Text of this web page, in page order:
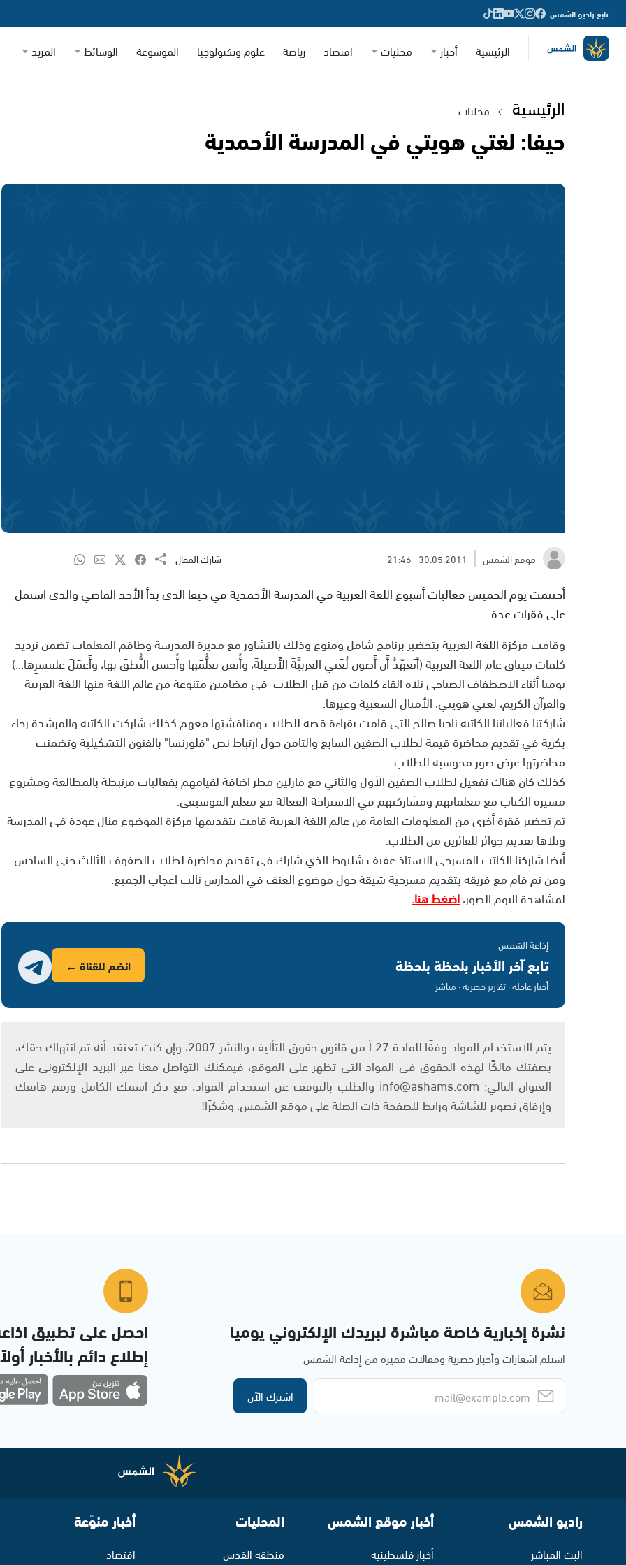
تابع راديو الشمس
الرئيسية أخبار محليات اقتصاد رياضة علوم وتكنولوجيا الموسوعة الوسائط المزيد
الرئيسية محليات
حيفا: لغتي هويتي في المدرسة الأحمدية
موقع الشمس 30.05.2011
21:46 شارك المقال
أختتمت يوم الخميس فعاليات أسبوع اللغة العربية في المدرسة الأحمدية في حيفا الذي بدأ الأحد الماضي والذي اشتمل
على فقرات عدة.
وقامت مركزة اللغة العربية بتحضير برنامج شامل ومنوع وذلك بالتشاور مع مديرة المدرسة وطاقم المعلمات تضمن ترديد
كلمات ميثاق عام اللغة العربية (أتَعهّدُ أَن أَصونَ لُغَتي العربيَّةَ الأَصيلةَ، وأُتقنَ تعلُّمَها وأُحسنَ النُّطقَ بها، وأَعمَلَ علىنشرِها...)
يوميا أثناء الاصطفاف الصباحي تلاه القاء كلمات من قبل الطلاب في مضامين متنوعة من عالم اللغة منها اللغة العربية
والقرآن الكريم، لغتي هويتي، الأمثال الشعبية وغيرها.
شاركتنا فعالياتنا الكاتبة ناديا صالح التي قامت بقراءة قصة للطلاب ومناقشتها معهم كذلك شاركت الكاتبة والمرشدة رجاء
بكرية في تقديم محاضرة قيمة لطلاب الصفين السابع والثامن حول ارتباط نص "فلورنسا" بالفنون التشكيلية وتضمنت
محاضرتها عرض صور محوسبة للطلاب.
كذلك كان هناك تفعيل لطلاب الصفين الأول والثاني مع مارلين مطر اضافة لقيامهم بفعاليات مرتبطة بالمطالعة ومشروع
مسيرة الكتاب مع معلماتهم ومشاركتهم في الاستراحة الفعالة مع معلم الموسيقى.
تم تحضير فقرة أخرى من المعلومات العامة من عالم اللغة العربية قامت بتقديمها مركزة الموضوع منال عودة في المدرسة
وتلاها تقديم جوائز للفائزين من الطلاب.
أيضا شاركنا الكاتب المسرحي الاستاذ عفيف شليوط الذي شارك في تقديم محاضرة لطلاب الصفوف الثالث حتى السادس
ومن ثم قام مع فريقه بتقديم مسرحية شيقة حول موضوع العنف في المدارس نالت اعجاب الجميع.
لمشاهدة البوم الصور،اضغط هنا.
إذاعة الشمس
تابع آخر الأخبار بلحظة بلحظة
أخبار عاجلة · تقارير حصرية · مباشر
انضم للقناة ←
يتم الاستخدام المواد وفقًا للمادة 27 أ من قانون حقوق التأليف والنشر 2007، وإن كنت تعتقد أنه تم انتهاك حقك،
بصفتك مالكًا لهذه الحقوق في المواد التي تظهر على الموقع، فيمكنك التواصل معنا عبر البريد الإلكتروني على
العنوان التالي: info@ashams.com والطلب بالتوقف عن استخدام المواد، مع ذكر اسمك الكامل ورقم هاتفك
وإرفاق تصوير للشاشة ورابط للصفحة ذات الصلة على موقع الشمس. وشكرًا!
نشرة إخبارية خاصة مباشرة لبريدك الإلكتروني يوميا
استلم اشعارات وأخبار حصرية ومقالات مميزة من إذاعة الشمس
اشترك الآن
احصل على تطبيق
إطلاع دائم بالأخبار
راديو الشمس
البث المباشر
أخبار موقع الشمس
أخبار فلسطينية
المحليات
منطقة القدس
أخبار منوّعة
اقتصاد